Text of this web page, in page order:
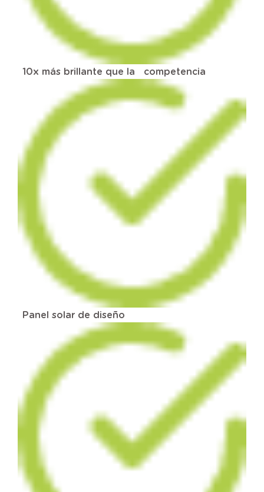
10x más brillante que la competencia
Panel solar de diseño